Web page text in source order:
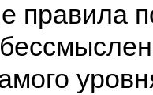
правила